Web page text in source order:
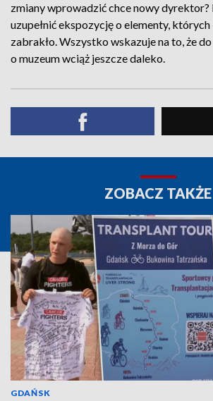
zmiany wprowadzić chce nowy
uzupełnić ekspozycję o elementy,
zabrakło. Wszystko wskazuje na to, że
o muzeum wciąż jeszcze daleko.
ZOBACZ TAKŻE
GDAŃSK